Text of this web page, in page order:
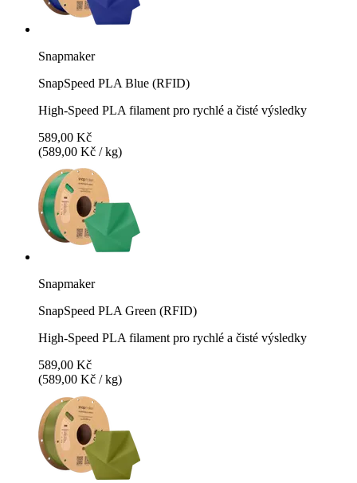
Snapmaker
SnapSpeed PLA Blue (RFID)
High-Speed PLA filament pro rychlé a čisté výsledky
589,00 Kč
(589,00 Kč / kg)
Snapmaker
SnapSpeed PLA Green (RFID)
High-Speed PLA filament pro rychlé a čisté výsledky
589,00 Kč
(589,00 Kč / kg)